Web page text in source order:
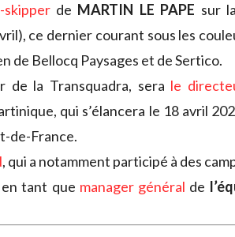
skipperde MARTIN LE PAPE sur
ce dernier courant sous les
de Bellocq Paysages et de Sertico.
de la Transquadra, sera le
qui s’élancera le 18 avril
de-France.
, qui a notamment participé à des
tant que manager général de